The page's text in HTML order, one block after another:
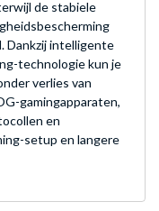
de stabiele
Dankzij intelligente
technologie kun je
verlies van
gamingapparaten,
en
setup en langere